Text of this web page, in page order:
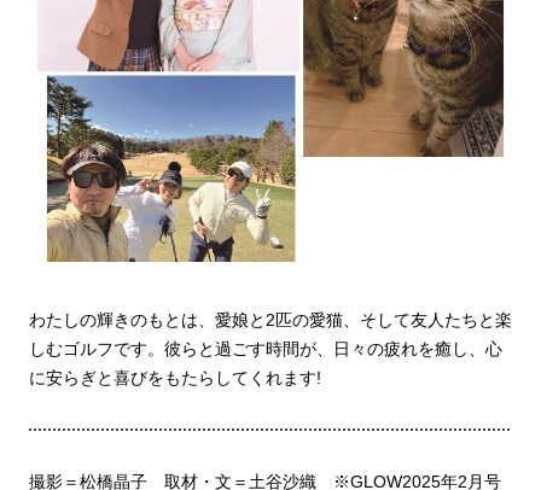
わたしの輝きのもとは、愛娘と2匹の愛猫、そして友人たちと楽
しむゴルフです。彼らと過ごす時間が、日々の疲れを癒し、心
に安らぎと喜びをもたらしてくれます!
撮影＝松橋晶子 取材・文＝土谷沙織 ※GLOW2025年2月号